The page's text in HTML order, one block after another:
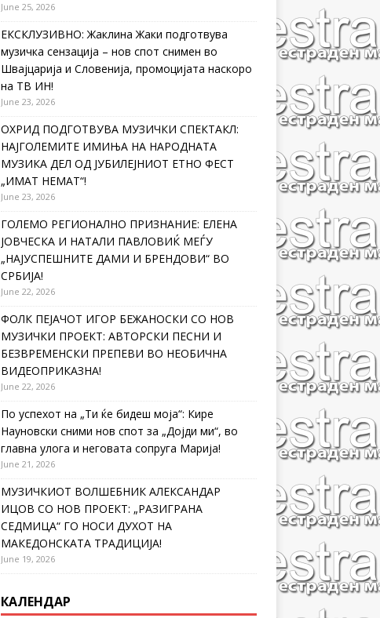
June 25, 2026
ЕКСКЛУЗИВНО: Жаклина Жаки подготвува
музичка сензација – нов спот снимен во
Швајцарија и Словенија, промоцијата наскоро
на ТВ ИН!
June 23, 2026
ОХРИД ПОДГОТВУВА МУЗИЧКИ СПЕКТАКЛ:
НАЈГОЛЕМИТЕ ИМИЊА НА НАРОДНАТА
МУЗИКА ДЕЛ ОД ЈУБИЛЕЈНИОТ ЕТНО ФЕСТ
„ИМАТ НЕМАТ“!
June 23, 2026
ГОЛЕМО РЕГИОНАЛНО ПРИЗНАНИЕ: ЕЛЕНА
ЈОВЧЕСКА И НАТАЛИ ПАВЛОВИЌ МЕЃУ
„НАЈУСПЕШНИТЕ ДАМИ И БРЕНДОВИ“ ВО
СРБИЈА!
June 22, 2026
ФОЛК ПЕЈАЧОТ ИГОР БЕЖАНОСКИ СО НОВ
МУЗИЧКИ ПРОЕКТ: АВТОРСКИ ПЕСНИ И
БЕЗВРЕМЕНСКИ ПРЕПЕВИ ВО НЕОБИЧНА
ВИДЕОПРИКАЗНА!
June 22, 2026
По успехот на „Ти ќе бидеш моја“: Кире
Науновски сними нов спот за „Дојди ми“, во
главна улога и неговата сопруга Марија!
June 21, 2026
МУЗИЧКИОТ ВОЛШЕБНИК АЛЕКСАНДАР
ИЦОВ СО НОВ ПРОЕКТ: „РАЗИГРАНА
СЕДМИЦА“ ГО НОСИ ДУХОТ НА
МАКЕДОНСКАТА ТРАДИЦИЈА!
June 19, 2026
КАЛЕНДАР